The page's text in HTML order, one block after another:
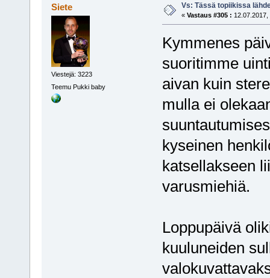
Siete
Viestejä: 3223
Teemu Pukki baby
Vs: Tässä topiikissa
« Vastaus #305 :
Kymmenes
suoritimme
aivan kuin
mulla ei
kyseinen
katsellakseen
varusmiehiä.
Loppupäivä
kuuluneiden